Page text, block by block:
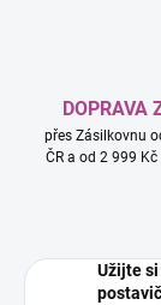
DOPRAVA
přes Zásilkovnu
ČR a od 2 999
Užijte